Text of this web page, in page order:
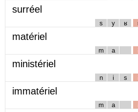
surréel
s y ʁ
matériel
m a
ministériel
n i s
immatériel
m a